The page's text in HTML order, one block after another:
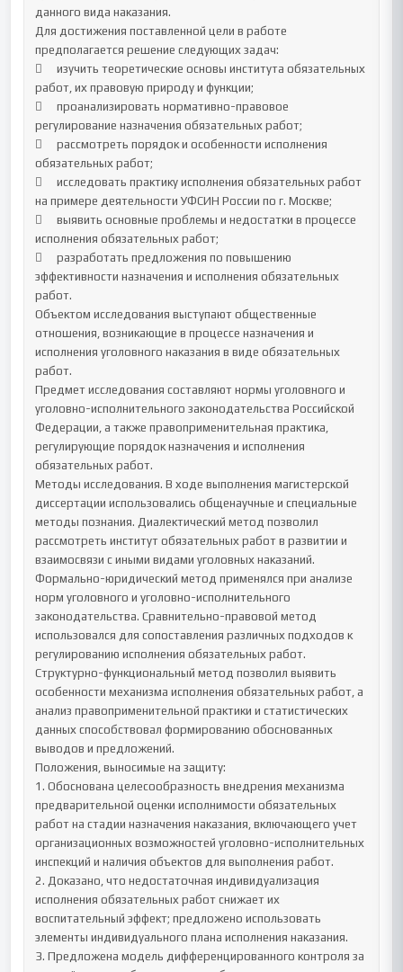
данного вида наказания.
Для достижения поставленной цели в работе
предполагается решение следующих задач:
	изучить теоретические основы института обязательных
работ, их правовую природу и функции;
	проанализировать нормативно-правовое
регулирование назначения обязательных работ;
	рассмотреть порядок и особенности исполнения
обязательных работ;
	исследовать практику исполнения обязательных работ
на примере деятельности УФСИН России по г. Москве;
	выявить основные проблемы и недостатки в процессе
исполнения обязательных работ;
	разработать предложения по повышению
эффективности назначения и исполнения обязательных
работ.
Объектом исследования выступают общественные
отношения, возникающие в процессе назначения и
исполнения уголовного наказания в виде обязательных
работ.
Предмет исследования составляют нормы уголовного и
уголовно-исполнительного законодательства Российской
Федерации, а также правоприменительная практика,
регулирующие порядок назначения и исполнения
обязательных работ.
Методы исследования. В ходе выполнения магистерской
диссертации использовались общенаучные и специальные
методы познания. Диалектический метод позволил
рассмотреть институт обязательных работ в развитии и
взаимосвязи с иными видами уголовных наказаний.
Формально-юридический метод применялся при анализе
норм уголовного и уголовно-исполнительного
законодательства. Сравнительно-правовой метод
использовался для сопоставления различных подходов к
регулированию исполнения обязательных работ.
Структурно-функциональный метод позволил выявить
особенности механизма исполнения обязательных работ, а
анализ правоприменительной практики и статистических
данных способствовал формированию обоснованных
выводов и предложений.
Положения, выносимые на защиту:
1. Обоснована целесообразность внедрения механизма
предварительной оценки исполнимости обязательных
работ на стадии назначения наказания, включающего учет
организационных возможностей уголовно-исполнительных
инспекций и наличия объектов для выполнения работ.
2. Доказано, что недостаточная индивидуализация
исполнения обязательных работ снижает их
воспитательный эффект; предложено использовать
элементы индивидуального плана исполнения наказания.
3. Предложена модель дифференцированного контроля за